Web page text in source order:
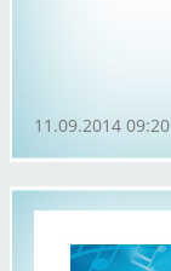
11.09.2014 09:20